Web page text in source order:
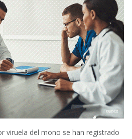
viruela del mono se han registrado